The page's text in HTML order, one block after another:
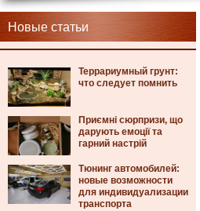
Новые статьи
Террариумный грунт:
что следует помнить
Приємні сюрпризи, що
дарують емоції та
гарний настрій
Тюнинг автомобилей:
новые возможности
для индивидуализации
транспорта